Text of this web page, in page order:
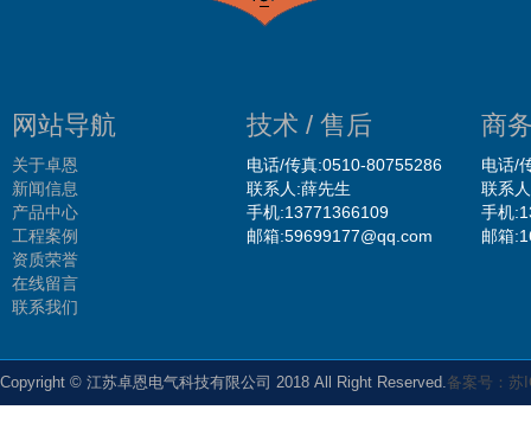
网站导航
关于卓恩
新闻信息
产品中心
工程案例
资质荣誉
在线留言
联系我们
技术 / 售后
电话/传真:0510-80755286
联系人:薛先生
手机:13771366109
邮箱:59699177@qq.com
商
电话/
联系
手机
邮箱
Copyright © 江苏卓恩电气科技有限公司 2018 All Right Reserved.备案号：苏